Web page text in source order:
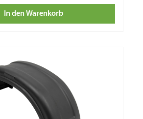
In den Warenkorb